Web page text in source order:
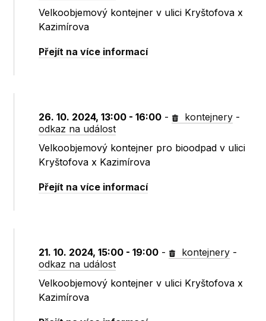
Velkoobjemový kontejner v ulici Kryštofova x
Kazimírova
Přejít na více informací
26. 10. 2024, 13:00 - 16:00 - kontejnery -
odkaz na událost
Velkoobjemový kontejner pro bioodpad v ulici
Kryštofova x Kazimírova
Přejít na více informací
21. 10. 2024, 15:00 - 19:00 - kontejnery -
odkaz na událost
Velkoobjemový kontejner v ulici Kryštofova x
Kazimírova